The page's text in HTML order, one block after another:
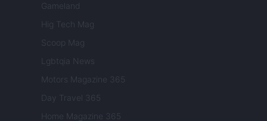
Gameland
Hig Tech Mag
Scoop Mag
Lgbtqia News
Motors Magazine 365
Day Travel 365
Home Magazine 365